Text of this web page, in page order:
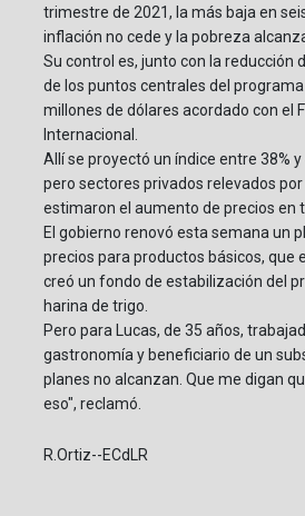
trimestre de 2021, la más baja en
inflación no cede y la pobreza
Su control es, junto con la reducción
de los puntos centrales del
millones de dólares acordado con el
Internacional.
Allí se proyectó un índice entre 38%
pero sectores privados relevados
estimaron el aumento de precios en
El gobierno renovó esta semana un
precios para productos básicos, que
creó un fondo de estabilización del
harina de trigo.
Pero para Lucas, de 35 años,
gastronomía y beneficiario de un
planes no alcanzan. Que me digan
eso", reclamó.
R.Ortiz--ECdLR